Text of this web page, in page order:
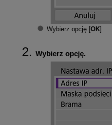
Wybierz opcję [OK].
Wybierz opcję.